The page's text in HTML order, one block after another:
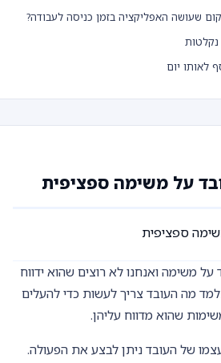
שעושה האפליקציה בזמן כניסה לעבודה?
לאותו יום
על משימה ספציפית
ספציפית
על משימה ואנחנו לא רוצים שהוא ידווח
מה העובד צריך לעשות כדי להעלים
שהוא מדווח עליהן.
של העובד ניתן לבצע את הפעולה.